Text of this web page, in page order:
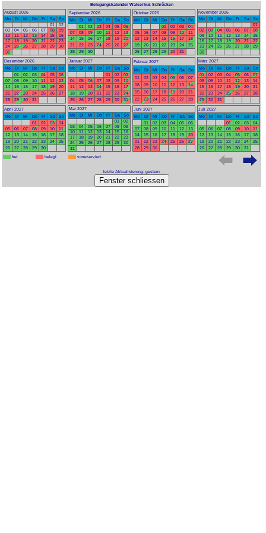
Belegungskalender Walserhus Schröcken
August 2026
Mo
Di Mi Do Fr Sa So
01
02
03
04 05 06 07 08
09
10
11 12 13 14 15
16
17
18 19 20 21 22
23
24
25 26 27 28 29
30
31
September 2026
Mo
Di Mi Do Fr Sa So
01 02 03 04 05
06
07
08 09 10 11 12
13
14
15 16 17 18 19
20
21
22 23 24 25 26
27
28
29 30
Oktober 2026
Mo
Di Mi Do Fr Sa So
01 02 03
04
05
06 07 08 09 10
11
12
13 14 15 16 17
18
19
20 21 22 23 24
25
26
27 28 29 30 31
November 2026
Mo
Di Mi Do Fr Sa So
01
02
03 04 05 06 07
08
09
10 11 12 13 14
15
16
17 18 19 20 21
22
23
24 25 26 27 28
29
30
Dezember 2026
Mo
Di Mi Do Fr Sa So
01 02 03 04 05
06
07
08 09 10 11 12
13
14
15 16 17 18 19
20
21
22 23 24 25 26
27
28
29 30 31
Januar 2027
Mo
Di Mi Do Fr Sa So
01 02
03
04
05 06 07 08 09
10
11
12 13 14 15 16
17
18
19 20 21 22 23
24
25
26 27 28 29 30 31
Februar 2027
Mo
Di Mi Do Fr Sa So
01 02 03 04 05 06
07
08
09 10 11 12 13
14
15
16 17 18 19 20
21
22
23 24 25 26 27 28
März 2027
Mo
Di Mi Do Fr Sa So
01 02 03 04 05 06
07
08
09 10 11 12 13
14
15
16 17 18 19 20
21
22
23 24 25 26 27
28
29
30 31
April 2027
Mo
Di Mi Do Fr Sa So
01 02 03
04
05
06 07 08 09 10
11
12
13 14 15 16 17
18
19
20 21 22 23 24
25
26
27 28 29 30
Mai 2027
Mo
Di Mi Do Fr Sa So
01
02
03
04 05 06 07 08
09
10
11 12 13 14 15
16
17
18 19 20 21 22
23
24
25 26 27 28 29
30
31
Juni 2027
Mo
Di Mi Do Fr Sa So
01 02 03 04 05
06
07
08 09 10 11 12
13
14
15 16 17 18 19
20
21
22 23 24 25 26
27
28
29 30
Juli 2027
Mo
Di Mi Do Fr Sa So
01 02 03
04
05
06 07 08 09 10
11
12
13 14 15 16 17
18
19
20 21 22 23 24
25
26
27 28 29 30 31
frei belegt vorreserviert
letzte Aktualisierung: gestern